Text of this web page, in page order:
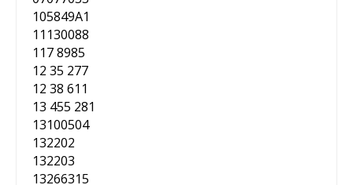
105849A1
11130088
117 8985
12 35 277
12 38 611
13 455 281
13100504
132202
132203
13266315